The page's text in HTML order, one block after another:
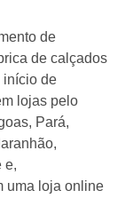
de
de calçados
início de
lojas pelo
Pará,
e,
uma loja online